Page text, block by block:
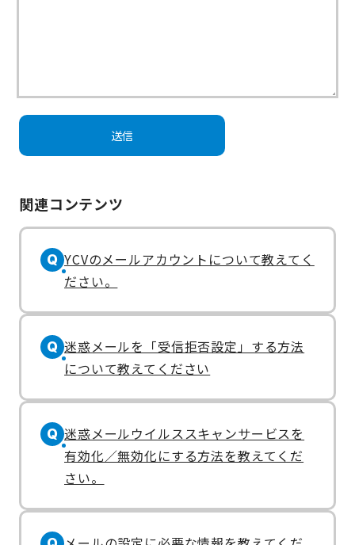
関連コンテンツ
Q YCVのメールアカウントについて教えてく
ださい。
Q 迷惑メールを「受信拒否設定」する方法
について教えてください
Q 迷惑メールウイルススキャンサービスを
有効化／無効化にする方法を教えてくだ
さい。